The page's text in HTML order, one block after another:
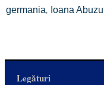
germania, Ioana
Legături